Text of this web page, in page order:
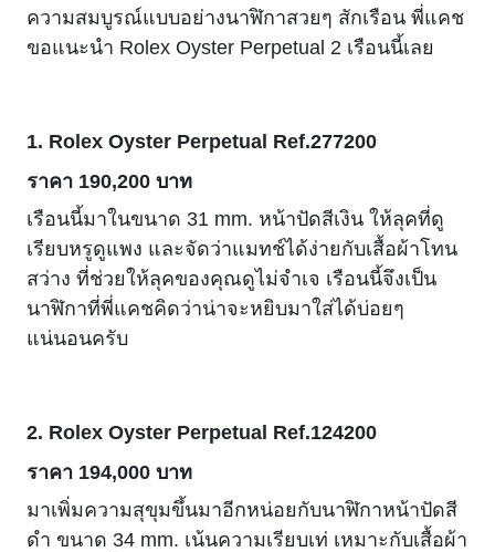
ความสมบูรณ์แบบอย่างนาฬิกาสวยๆ สักเรือน พี่แคช
ขอแนะนำ Rolex Oyster Perpetual 2 เรือนนี้เลย
1. Rolex Oyster Perpetual Ref.277200
ราคา 190,200 บาท
เรือนนี้มาในขนาด 31 mm. หน้าปัดสีเงิน ให้ลุคที่ดู
เรียบหรูดูแพง และจัดว่าแมทช์ได้ง่ายกับเสื้อผ้าโทน
สว่าง ที่ช่วยให้ลุคของคุณดูไม่จำเจ เรือนนี้จึงเป็น
นาฬิกาที่พี่แคชคิดว่าน่าจะหยิบมาใส่ได้บ่อยๆ
แน่นอนครับ
2. Rolex Oyster Perpetual Ref.124200
ราคา 194,000 บาท
มาเพิ่มความสุขุมขึ้นมาอีกหน่อยกับนาฬิกาหน้าปัดสี
ดำ ขนาด 34 mm. เน้นความเรียบเท่ เหมาะกับเสื้อผ้า